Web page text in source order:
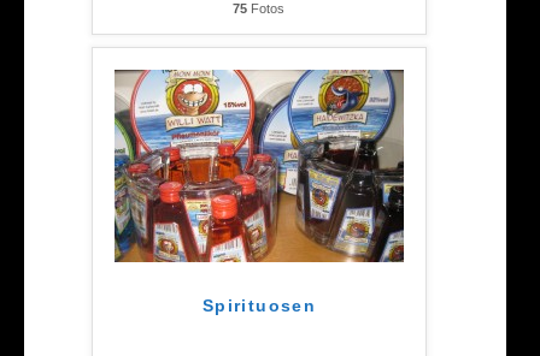
75 Fotos
Spirituosen